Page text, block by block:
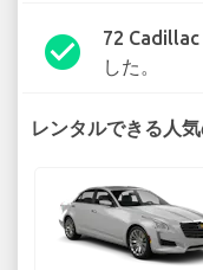
check_circle
72 Cadillac
した。
レンタルできる人